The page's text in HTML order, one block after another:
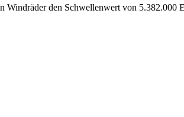
Windräder den Schwellenwert von